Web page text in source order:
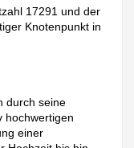
17291 und der
Knotenpunkt in
durch seine
hochwertigen
einer